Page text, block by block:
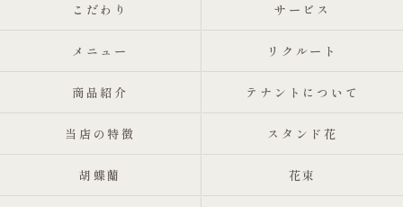
こだわり サービス
メニュー リクルート
商品紹介 テナントについて
当店の特徴 スタンド花
胡蝶蘭 花束